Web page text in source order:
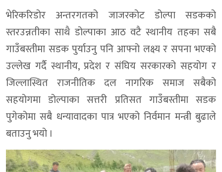
भेरिकरिडोर अन्तरगतको जाजरकोट डोल्पा सडकको
स्तरउन्नतीका साथै डोल्पाका आठ वटै स्थानीय तहका सबै
गाउँबस्तीमा सडक पुर्याउनु पनि आफ्नो लक्ष्य र सपना भएको
उल्लेख गर्दै स्थानीय, प्रदेश र संघिय सरकारको सहयोग र
जिल्लास्थित राजनीतिक दल नागरिक समाज सबैको
सहयोगमा डोल्पाका सत्तरी प्रतिसत गाउँबस्तीमा सडक
पुगेकोमा सबै धन्यावादका पात्र भएको निर्वमान मन्त्री बुढाले
बताउनु भयो ।